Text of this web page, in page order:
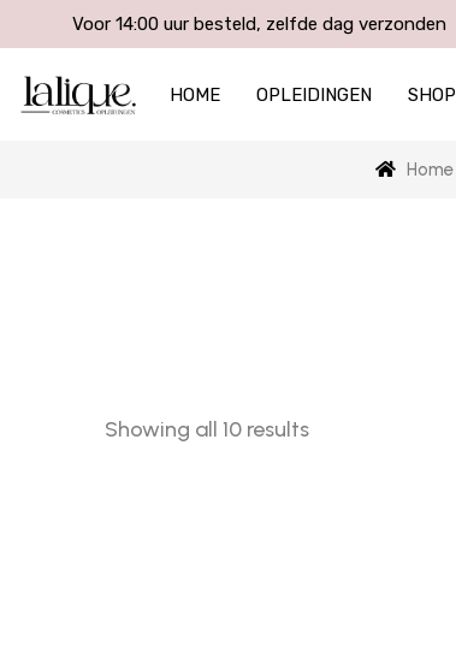
Voor 14:00 uur besteld, zelfde dag verzonden
HOME OPLEIDINGEN SHOP
Home
Showing all 10 results